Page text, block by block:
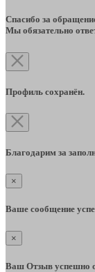
Спасибо за
Мы обязательно
Профиль сохранён.
Благодарим за
×
Ваше сообщение
×
Ваш Отзыв успешно